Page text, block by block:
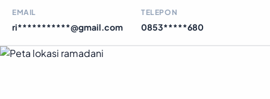
EMAIL
ri***********@gmail.com
TELEPON
0853*****680